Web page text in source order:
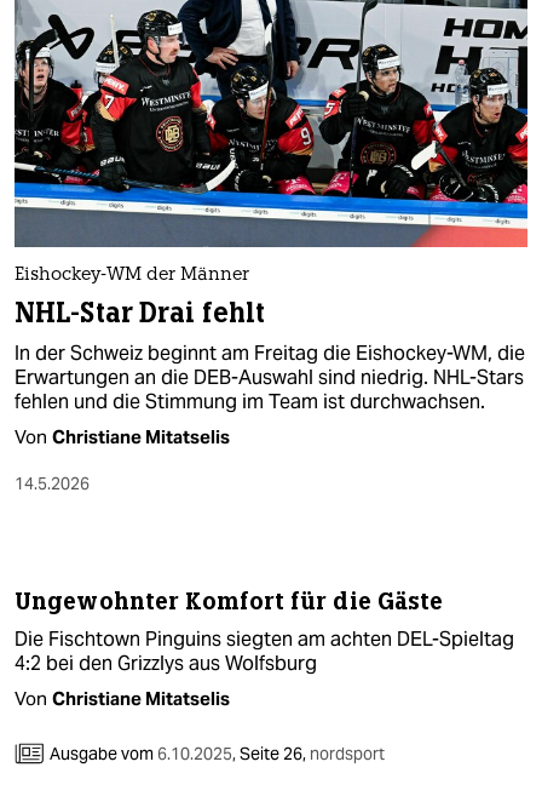
gesellschaft
kultur
sport
berlin
nord
wahrheit
verlag
verlag
veranstaltungen
shop
unterstützen
abo
genossenschaft
epaper login
Eishockey-WM der Männer
NHL-Star Drai fehlt
In der Schweiz beginnt am Freitag die Eishockey-WM, die
Erwartungen an die DEB-Auswahl sind niedrig. NHL-Stars
fehlen und die Stimmung im Team ist durchwachsen.
Von Christiane Mitatselis
14.5.2026
Ungewohnter Komfort für die Gäste
Die Fischtown Pinguins siegten am achten DEL-Spieltag
4:2 bei den Grizzlys aus Wolfsburg
Von Christiane Mitatselis
Ausgabe vom6.10.2025,Seite 26, nordsport